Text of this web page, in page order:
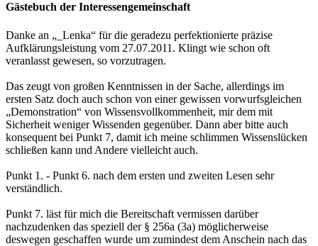
Gästebuch der Interessengemeinschaft
Danke an „_Lenka“ für die geradezu perfektionierte präzise
Aufklärungsleistung vom 27.07.2011. Klingt wie schon oft
veranlasst gewesen, so vorzutragen.
Das zeugt von großen Kenntnissen in der Sache, allerdings im
ersten Satz doch auch schon von einer gewissen vorwurfsgleichen
„Demonstration“ von Wissensvollkommenheit, mir dem mit
Sicherheit weniger Wissenden gegenüber. Dann aber bitte auch
konsequent bei Punkt 7, damit ich meine schlimmen Wissenslücken
schließen kann und Andere vielleicht auch.
Punkt 1. - Punkt 6. nach dem ersten und zweiten Lesen sehr
verständlich.
Punkt 7. läst für mich die Bereitschaft vermissen darüber
nachzudenken das speziell der § 256a (3a) möglicherweise
deswegen geschaffen wurde um zumindest dem Anschein nach das